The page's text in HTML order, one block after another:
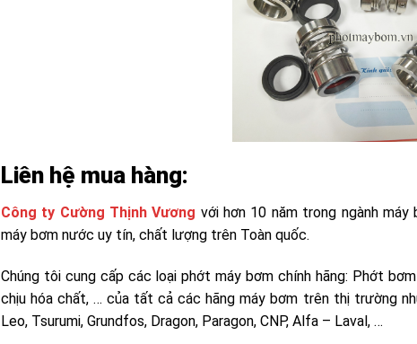
Liên hệ mua hàng:
Công ty Cường Thịnh Vương với hơn 10 năm trong ngành
máy bơm nước uy tín, chất lượng trên Toàn quốc.
Chúng tôi cung cấp các loại phớt máy bơm chính hãng: Phớt
chịu hóa chất, … của tất cả các hãng máy bơm trên thị trường
Leo, Tsurumi, Grundfos, Dragon, Paragon, CNP, Alfa – Laval, …